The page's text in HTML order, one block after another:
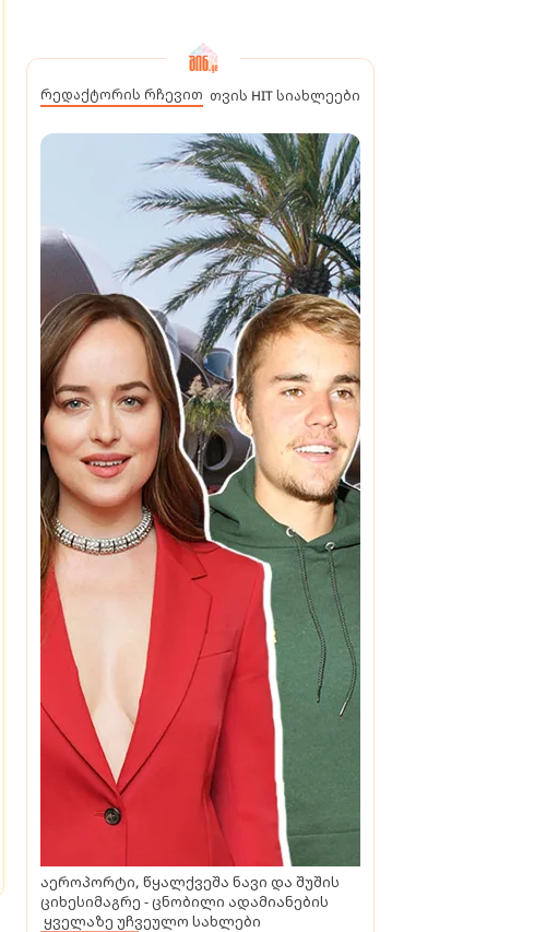
რედაქტორის რჩევით თვის HIT სიახლეები
აეროპორტი, წყალქვეშა ნავი და შუშის
ციხესიმაგრე - ცნობილი ადამიანების
ყველაზე უჩვეულო სახლები